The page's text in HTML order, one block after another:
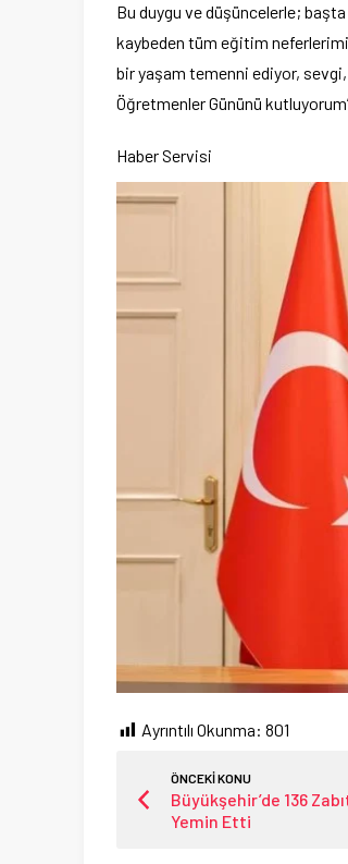
Bu duygu ve düşüncelerle;
kaybeden tüm eğitim
bir yaşam temenni ediyor,
Öğretmenler Gününü
Haber Servisi
Ayrıntılı Okunma: 801
ÖNCEKİ KONU
Büyükşehir’de 136
Yemin Etti